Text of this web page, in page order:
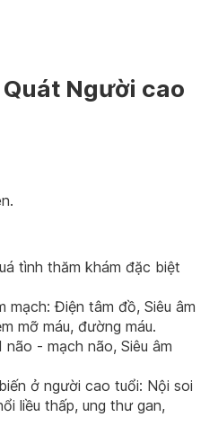
Người cao
tình thăm khám đặc biệt
Điện tâm đồ, Siêu âm
mỡ máu, đường máu.
- mạch não, Siêu âm
ở người cao tuổi: Nội soi
liều thấp, ung thư gan,